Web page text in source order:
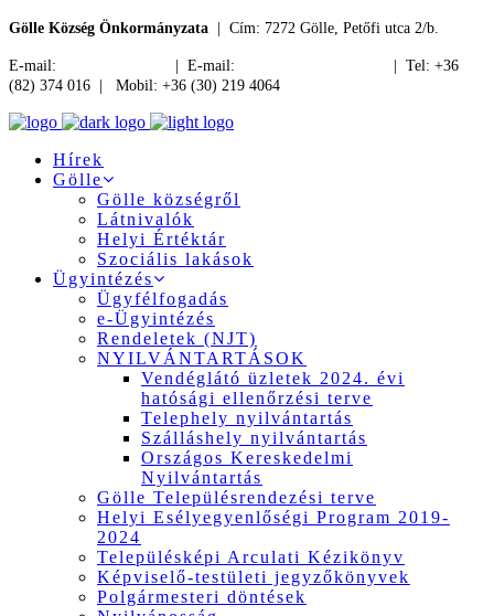
Gölle Község Önkormányzata | Cím: 7272 Gölle, Petőfi utca 2/b.
E-mail: | E-mail:
| Tel: +36
(82) 374 016 | Mobil: +36 (30) 219 4064
Hírek
Gölle
Gölle községről
Látnivalók
Helyi Értéktár
Szociális lakások
Ügyintézés
Ügyfélfogadás
e-Ügyintézés
Rendeletek (NJT)
NYILVÁNTARTÁSOK
Vendéglátó üzletek 2024. évi
hatósági ellenőrzési terve
Telephely nyilvántartás
Szálláshely nyilvántartás
Országos Kereskedelmi
Nyilvántartás
Gölle Településrendezési terve
Helyi Esélyegyenlőségi Program 2019-
2024
Településképi Arculati Kézikönyv
Képviselő-testületi jegyzőkönyvek
Polgármesteri döntések